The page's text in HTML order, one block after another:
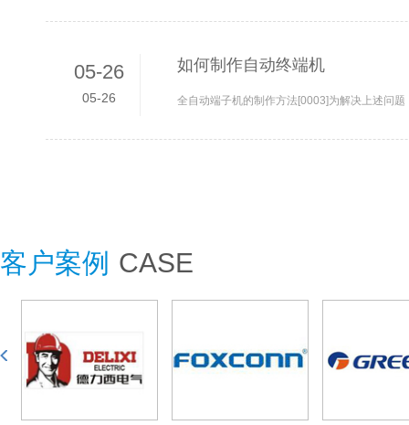
05-26
05-26
如何制作自动终端机
客户案例 CASE